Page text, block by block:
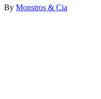
By Monstros & Cia